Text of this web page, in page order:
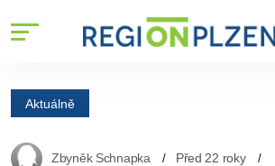
Aktuálně
Zbyněk Schnapka Před 22 roky